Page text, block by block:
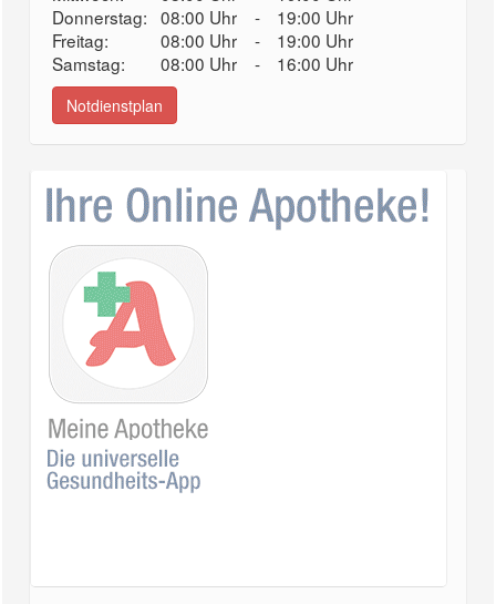
Donnerstag: 08:00 Uhr -
19:00 Uhr
Freitag:
08:00 Uhr -
19:00 Uhr
Samstag:
08:00 Uhr - 16:00 Uhr
Notdienstplan